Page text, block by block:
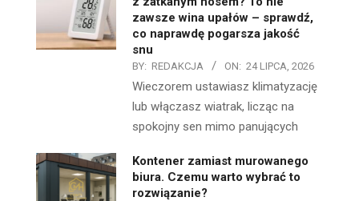
zawsze wina upałów – sprawdź,
co naprawdę pogarsza jakość
snu
BY: REDAKCJA ON: 24 LIPCA, 2026
Wieczorem ustawiasz klimatyzację
lub włączasz wiatrak, licząc na
spokojny sen mimo panujących
Kontener zamiast murowanego
biura. Czemu warto wybrać to
rozwiązanie?